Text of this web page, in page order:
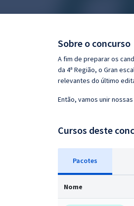
Questões grátis
Sobre o concurso
A fim de preparar os
da 4ª Região, o Gran
relevantes do último
Então, vamos unir
Cursos deste
Pacotes
Nome